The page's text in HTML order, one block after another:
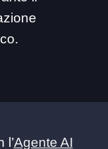
l’Agente AI